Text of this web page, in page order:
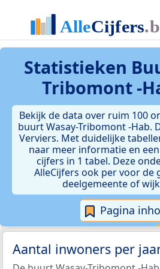
Statistieken
Tribomont -
Bekijk de data over ruim 100
buurt Wasay-Tribomont -Hab.
Verviers. Met duidelijke
naar meer informatie en
cijfers in 1 tabel. Deze
AlleCijfers ook per voor de
deelgemeente of
Pagina
Aantal inwoners per